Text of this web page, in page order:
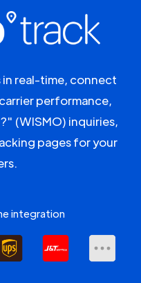
in real-time, connect
performance,
(WISMO) inquiries,
pages for your
integration